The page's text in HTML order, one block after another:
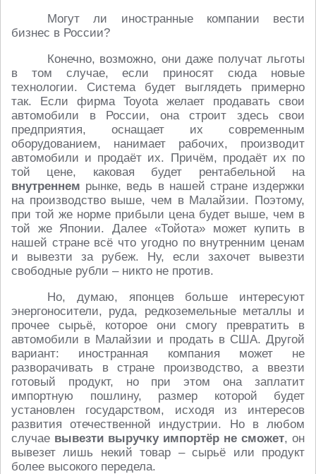
Могут ли иностранные компании вести
бизнес в России?
Конечно, возможно, они даже получат льготы
в том случае, если приносят сюда новые
технологии. Система будет выглядеть примерно
так. Если фирма Toyota желает продавать свои
автомобили в России, она строит здесь свои
предприятия, оснащает их современным
оборудованием, нанимает рабочих, производит
автомобили и продаёт их. Причём, продаёт их по
той цене, каковая будет рентабельной на
внутреннем рынке, ведь в нашей стране издержки
на производство выше, чем в Малайзии. Поэтому,
при той же норме прибыли цена будет выше, чем в
той же Японии. Далее «Тойота» может купить в
нашей стране всё что угодно по внутренним ценам
и вывезти за рубеж. Ну, если захочет вывезти
свободные рубли – никто не против.
Но, думаю, японцев больше интересуют
энергоносители, руда, редкоземельные металлы и
прочее сырьё, которое они смогу превратить в
автомобили в Малайзии и продать в США. Другой
вариант: иностранная компания может не
разворачивать в стране производство, а ввезти
готовый продукт, но при этом она заплатит
импортную пошлину, размер которой будет
установлен государством, исходя из интересов
развития отечественной индустрии. Но в любом
случае вывезти выручку импортёр не сможет, он
вывезет лишь некий товар – сырьё или продукт
более высокого передела.